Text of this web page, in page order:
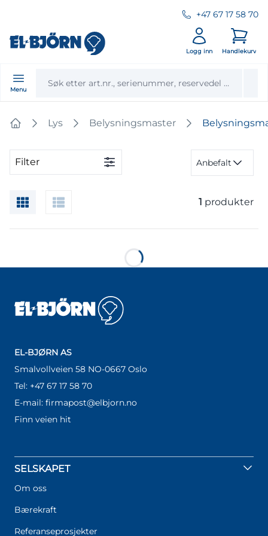
+47 67 17 58 70
Menu
Logg inn Handlekurv
Lys Belysningsmaster
Filter Anbefalt
1 produkter
Loading...
EL-BJØRN AS
Smalvollveien 58 NO-0667 Oslo
Tel: +47 67 17 58 70
E-mail: firmapost@elbjorn.no
Finn veien hit
SELSKAPET
Om oss
Bærekraft
Referanseprosjekter